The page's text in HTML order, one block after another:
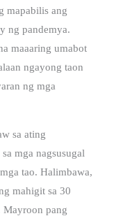
mapabilis ang
ng pandemya.
maaaring umabot
ngayong taon
ng mga
sa ating
mga nagsusugal
tao. Halimbawa,
mahigit sa 30
Mayroon pang